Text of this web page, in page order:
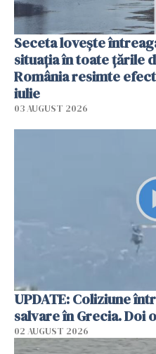
Seceta lovește
situația în toate țările
România resimte
iulie
03 AUGUST 2026
UPDATE: Coliziune
salvare în Grecia. Doi
02 AUGUST 2026